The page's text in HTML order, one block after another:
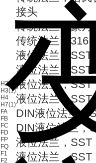
H2
H3(1)
H4
H7(1)
FA
FB
FC
FD
FP
FQ
F1
F2
接头
传统法兰，蒙
传统法兰，316
液位法兰，SST
液位法兰，SST
液位法兰，
液位法兰，SST
DIN液位法兰，
DIN液位法兰，
液位法兰，SST
液位法兰，SST